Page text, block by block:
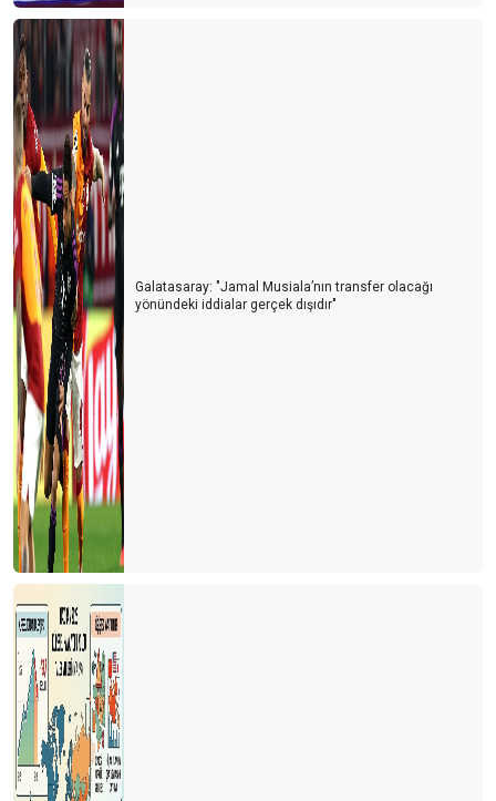
Galatasaray: "Jamal Musiala’nın transfer olacağı
yönündeki iddialar gerçek dışıdır"